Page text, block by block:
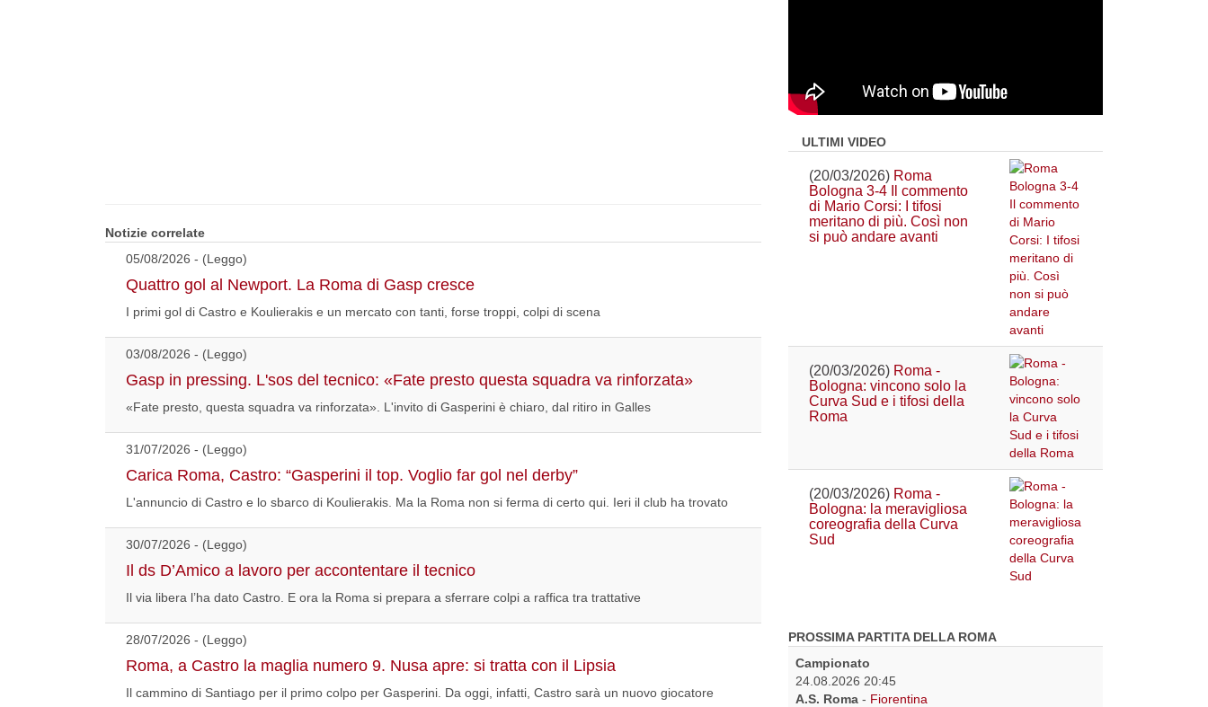
Notizie correlate
05/08/2026 - (Leggo)
Quattro gol al Newport. La Roma di Gasp cresce
I primi gol di Castro e Koulierakis e un mercato con tanti, forse troppi, colpi di scena
03/08/2026 - (Leggo)
Gasp in pressing. L'sos del tecnico: «Fate presto questa squadra va rinforzata»
«Fate presto, questa squadra va rinforzata». L'invito di Gasperini è chiaro, dal ritiro in Galles
31/07/2026 - (Leggo)
Carica Roma, Castro: “Gasperini il top. Voglio far gol nel derby”
L'annuncio di Castro e lo sbarco di Koulierakis. Ma la Roma non si ferma di certo qui. Ieri il club ha trovato
30/07/2026 - (Leggo)
Il ds D’Amico a lavoro per accontentare il tecnico
Il via libera l’ha dato Castro. E ora la Roma si prepara a sferrare colpi a raffica tra trattative
28/07/2026 - (Leggo)
Roma, a Castro la maglia numero 9. Nusa apre: si tratta con il Lipsia
Il cammino di Santiago per il primo colpo per Gasperini. Da oggi, infatti, Castro sarà un nuovo giocatore
ULTIMI VIDEO
(20/03/2026) Roma
Bologna 3-4 Il commento
di Mario Corsi: I tifosi
meritano di più. Così non
si può andare avanti
(20/03/2026) Roma -
Bologna: vincono solo la
Curva Sud e i tifosi della
Roma
(20/03/2026) Roma -
Bologna: la meravigliosa
coreografia della Curva
Sud
PROSSIMA PARTITA DELLA ROMA
Campionato
24.08.2026 20:45
A.S. Roma - Fiorentina